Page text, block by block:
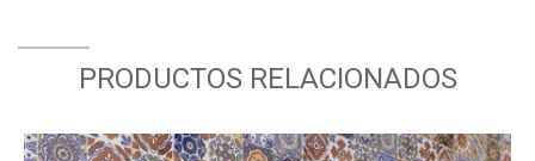
PRODUCTOS RELACIONADOS